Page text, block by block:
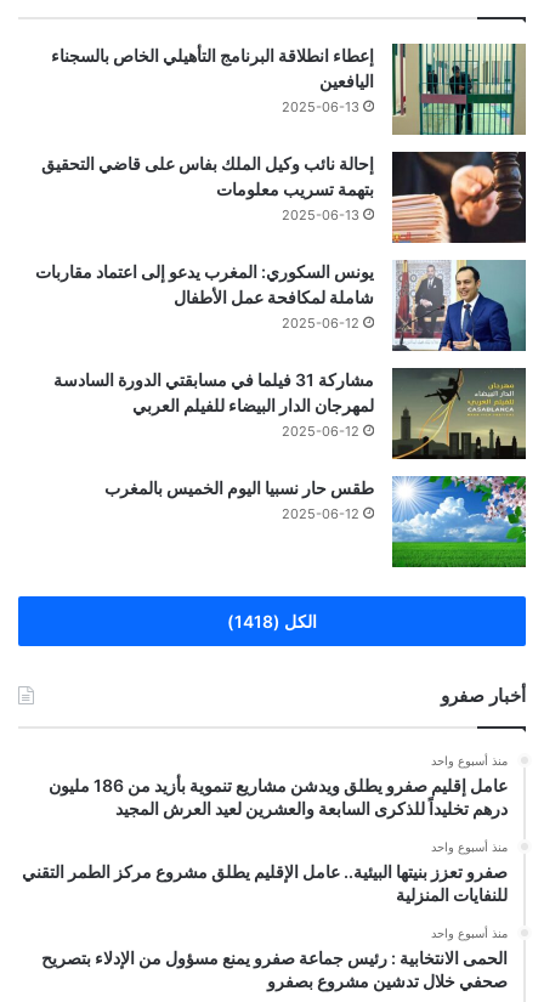
إعطاء انطلاقة البرنامج التأهيلي الخاص بالسجناء
اليافعين
2025-06-13
إحالة نائب وكيل الملك بفاس على قاضي التحقيق
بتهمة تسريب معلومات
2025-06-13
يونس السكوري: المغرب يدعو إلى اعتماد مقاربات
شاملة لمكافحة عمل الأطفال
2025-06-12
مشاركة 31 فيلما في مسابقتي الدورة السادسة
لمهرجان الدار البيضاء للفيلم العربي
2025-06-12
طقس حار نسبيا اليوم الخميس بالمغرب
2025-06-12
الكل (1418)
أخبار صفرو
منذ أسبوع واحد
عامل إقليم صفرو يطلق ويدشن مشاريع تنموية بأزيد من 186 مليون
درهم تخليداً للذكرى السابعة والعشرين لعيد العرش المجيد
منذ أسبوع واحد
صفرو تعزز بنيتها البيئية.. عامل الإقليم يطلق مشروع مركز الطمر التقني
للنفايات المنزلية
منذ أسبوع واحد
الحمى الانتخابية : رئيس جماعة صفرو يمنع مسؤول من الإدلاء بتصريح
صحفي خلال تدشين مشروع بصفرو